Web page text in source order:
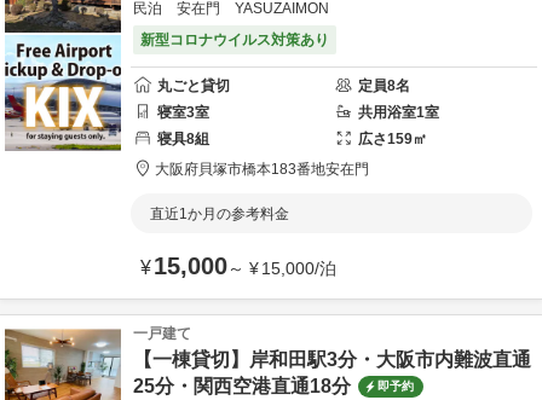
民泊 安在門 YASUZAIMON
新型コロナウイルス対策あり
丸ごと貸切 定員8名
寝室3室 共用浴室1室
寝具8組 広さ159㎡
大阪府貝塚市橋本183番地安在門
直近1か月の参考料金
¥15,000～ ¥15,000/泊
一戸建て
【一棟貸切】岸和田駅3分・大阪市内難波直通
25分・関西空港直通18分
即予約